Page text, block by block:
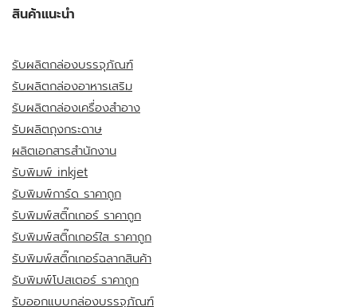
สินค้าแนะนำ
รับผลิตกล่องบรรจุภัณฑ์
รับผลิตกล่องอาหารเสริม
รับผลิตกล่องเครื่องสำอาง
รับผลิตถุงกระดาษ
ผลิตเอกสารสำนักงาน
รับพิมพ์ inkjet
รับพิมพ์การ์ด ราคาถูก
รับพิมพ์สติ๊กเกอร์ ราคาถูก
รับพิมพ์สติ๊กเกอร์ใส ราคาถูก
รับพิมพ์สติ๊กเกอร์ฉลากสินค้า
รับพิมพ์โปสเตอร์ ราคาถูก
รับออกแบบกล่องบรรจุภัณฑ์